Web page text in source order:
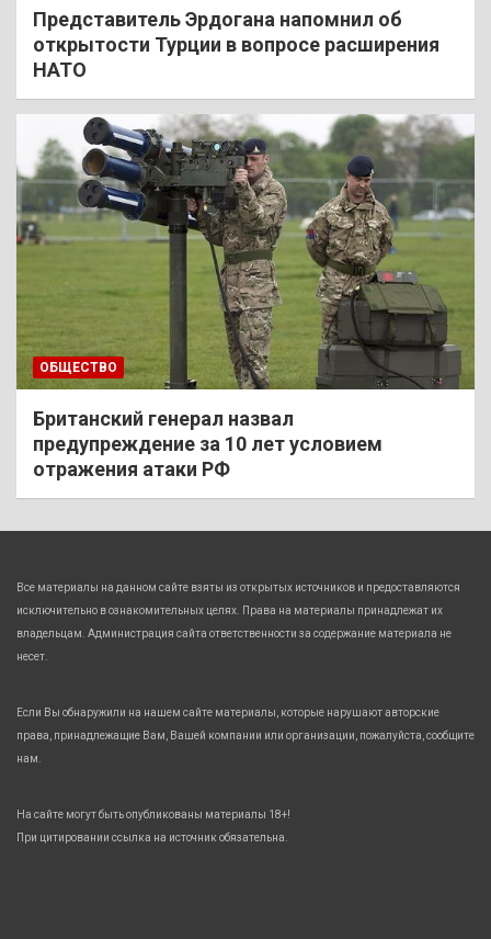
Представитель Эрдогана напомнил об
открытости Турции в вопросе расширения
НАТО
ОБЩЕСТВО
Британский генерал назвал
предупреждение за 10 лет условием
отражения атаки РФ
Все материалы на данном сайте взяты из открытых источников и предоставляются
исключительно в ознакомительных целях. Права на материалы принадлежат их
владельцам. Администрация сайта ответственности за содержание материала не
несет.
Если Вы обнаружили на нашем сайте материалы, которые нарушают авторские
права, принадлежащие Вам, Вашей компании или организации, пожалуйста, сообщите
нам.
На сайте могут быть опубликованы материалы 18+!
При цитировании ссылка на источник обязательна.